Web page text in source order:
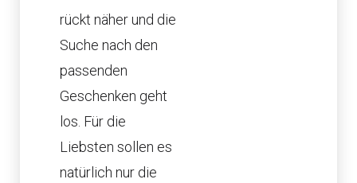
rückt näher und die
Suche nach den
passenden
Geschenken geht
los. Für die
Liebsten sollen es
natürlich nur die